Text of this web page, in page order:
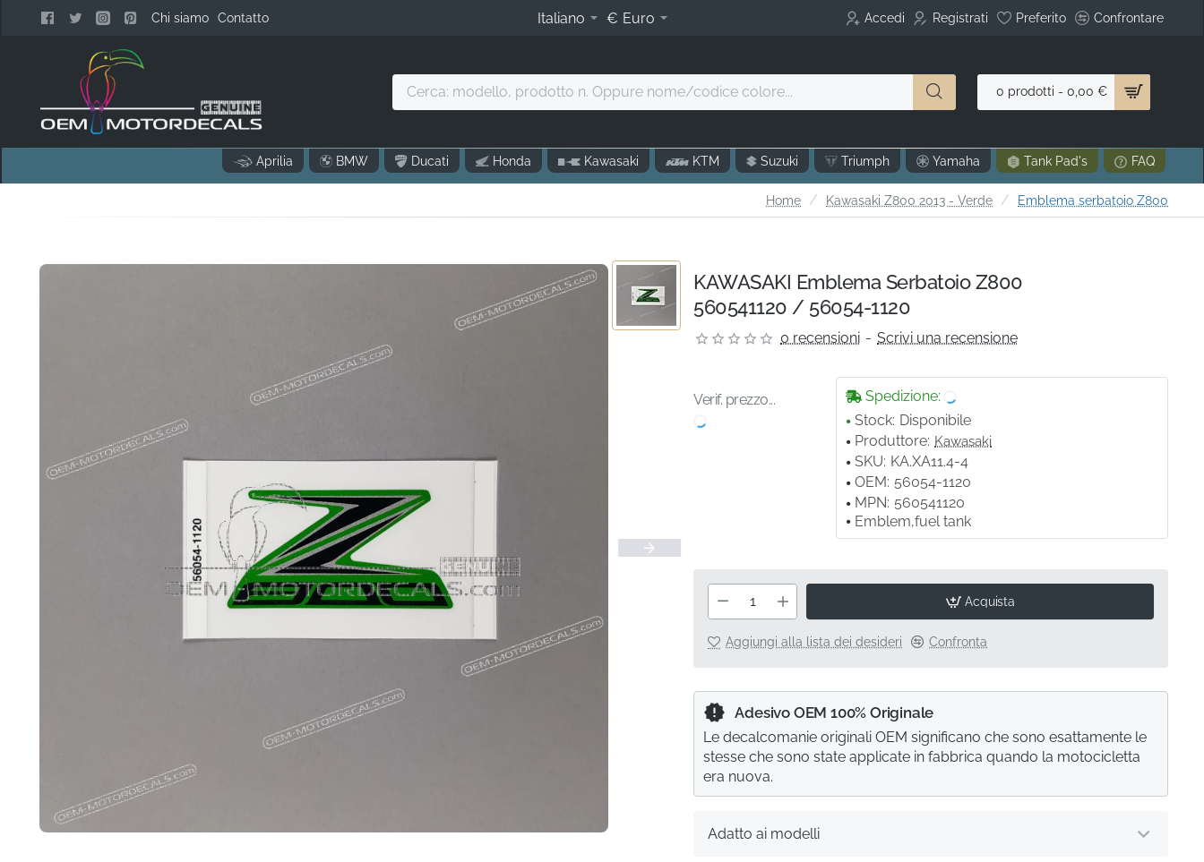
Chi siamo Contatto Italiano € Euro Accedi Registrati Preferito Confrontare
Cerca:
n.
Oppure
0 prodotti - 0,00 €
Aprilia BMW Ducati Honda Kawasaki KTM Suzuki Triumph Yamaha Tank Pad's FAQ
HomehomeKawasaki Z800 2013 - Verde Emblema serbatoio Z800
KAWASAKI Emblema Serbatoio Z800
560541120 / 56054-1120
0 recensioni - Scrivi una recensione
Verif. prezzo...
Spedizione:
Stock: Disponibile
Produttore: Kawasaki
SKU: KA.XA11.4-4
OEM: 56054-1120
MPN: 560541120
Emblem,fuel tank
Acquista
Aggiungi alla lista dei desideri Confronta
Adatto ai modelli
Adesivo OEM 100% Originale
Le decalcomanie originali OEM significano che sono esattamente le
stesse che sono state applicate in fabbrica quando la motocicletta
era nuova.